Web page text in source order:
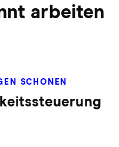
arbeiten
SCHONEN